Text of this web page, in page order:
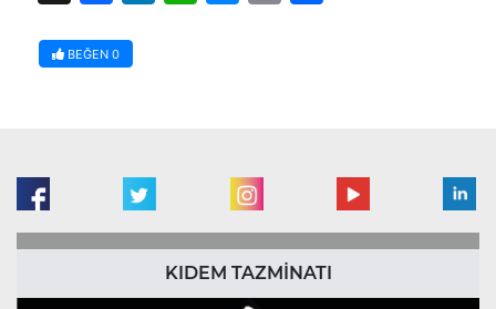
BEĞEN 0
KIDEM TAZMİNATI